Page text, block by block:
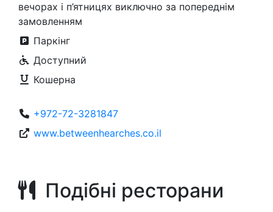
вечорах і п’ятницях виключно за попереднім
замовленням
Паркінг
Доступний
Кошерна
+972-72-3281847
www.betweenhearches.co.il
Подібні ресторани